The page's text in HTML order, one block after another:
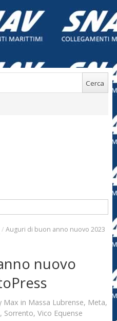
/ Auguri di buon anno nuovo 2023
nuovo
Max in Massa Lubrense, Meta,
, Sorrento, Vico Equense